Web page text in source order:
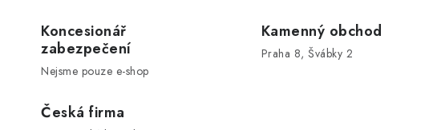
Koncesionář
zabezpečení
Nejsme pouze e-shop
Kamenný obchod
Praha 8, Švábky 2
Česká firma